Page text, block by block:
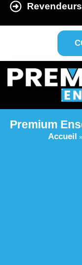
Revendeurs
Premium
Accueil